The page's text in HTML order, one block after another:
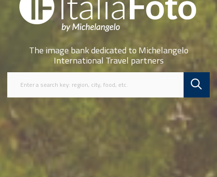
The image bank dedicated to Michelangelo
International Travel partners